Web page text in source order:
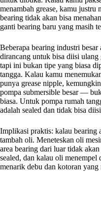
menambah grease, kamu justru
bearing tidak akan bisa
ganti bearing baru yang masih
Beberapa bearing industri
dirancang untuk bisa diisi ulang
tapi ini bukan tipe yang biasa
tangga. Kalau kamu
punya grease nipple,
pompa submersible besar —
biasa. Untuk pompa rumah
adalah sealed dan tidak bisa
Implikasi praktis: kalau bearing
tambah oli. Meneteskan oli
area bearing dari luar tidak
sealed, dan kalau oli menempel
menarik debu dan kotoran yang